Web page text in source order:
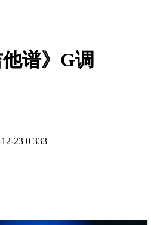
谱》G调
23 0 333